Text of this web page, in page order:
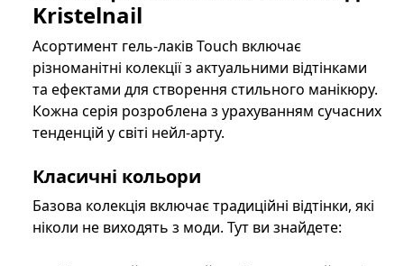
Kristelnail
Асортимент гель-лаків Touch включає
різноманітні колекції з актуальними відтінками
та ефектами для створення стильного манікюру.
Кожна серія розроблена з урахуванням сучасних
тенденцій у світі нейл-арту.
Класичні кольори
Базова колекція включає традиційні відтінки, які
ніколи не виходять з моди. Тут ви знайдете: